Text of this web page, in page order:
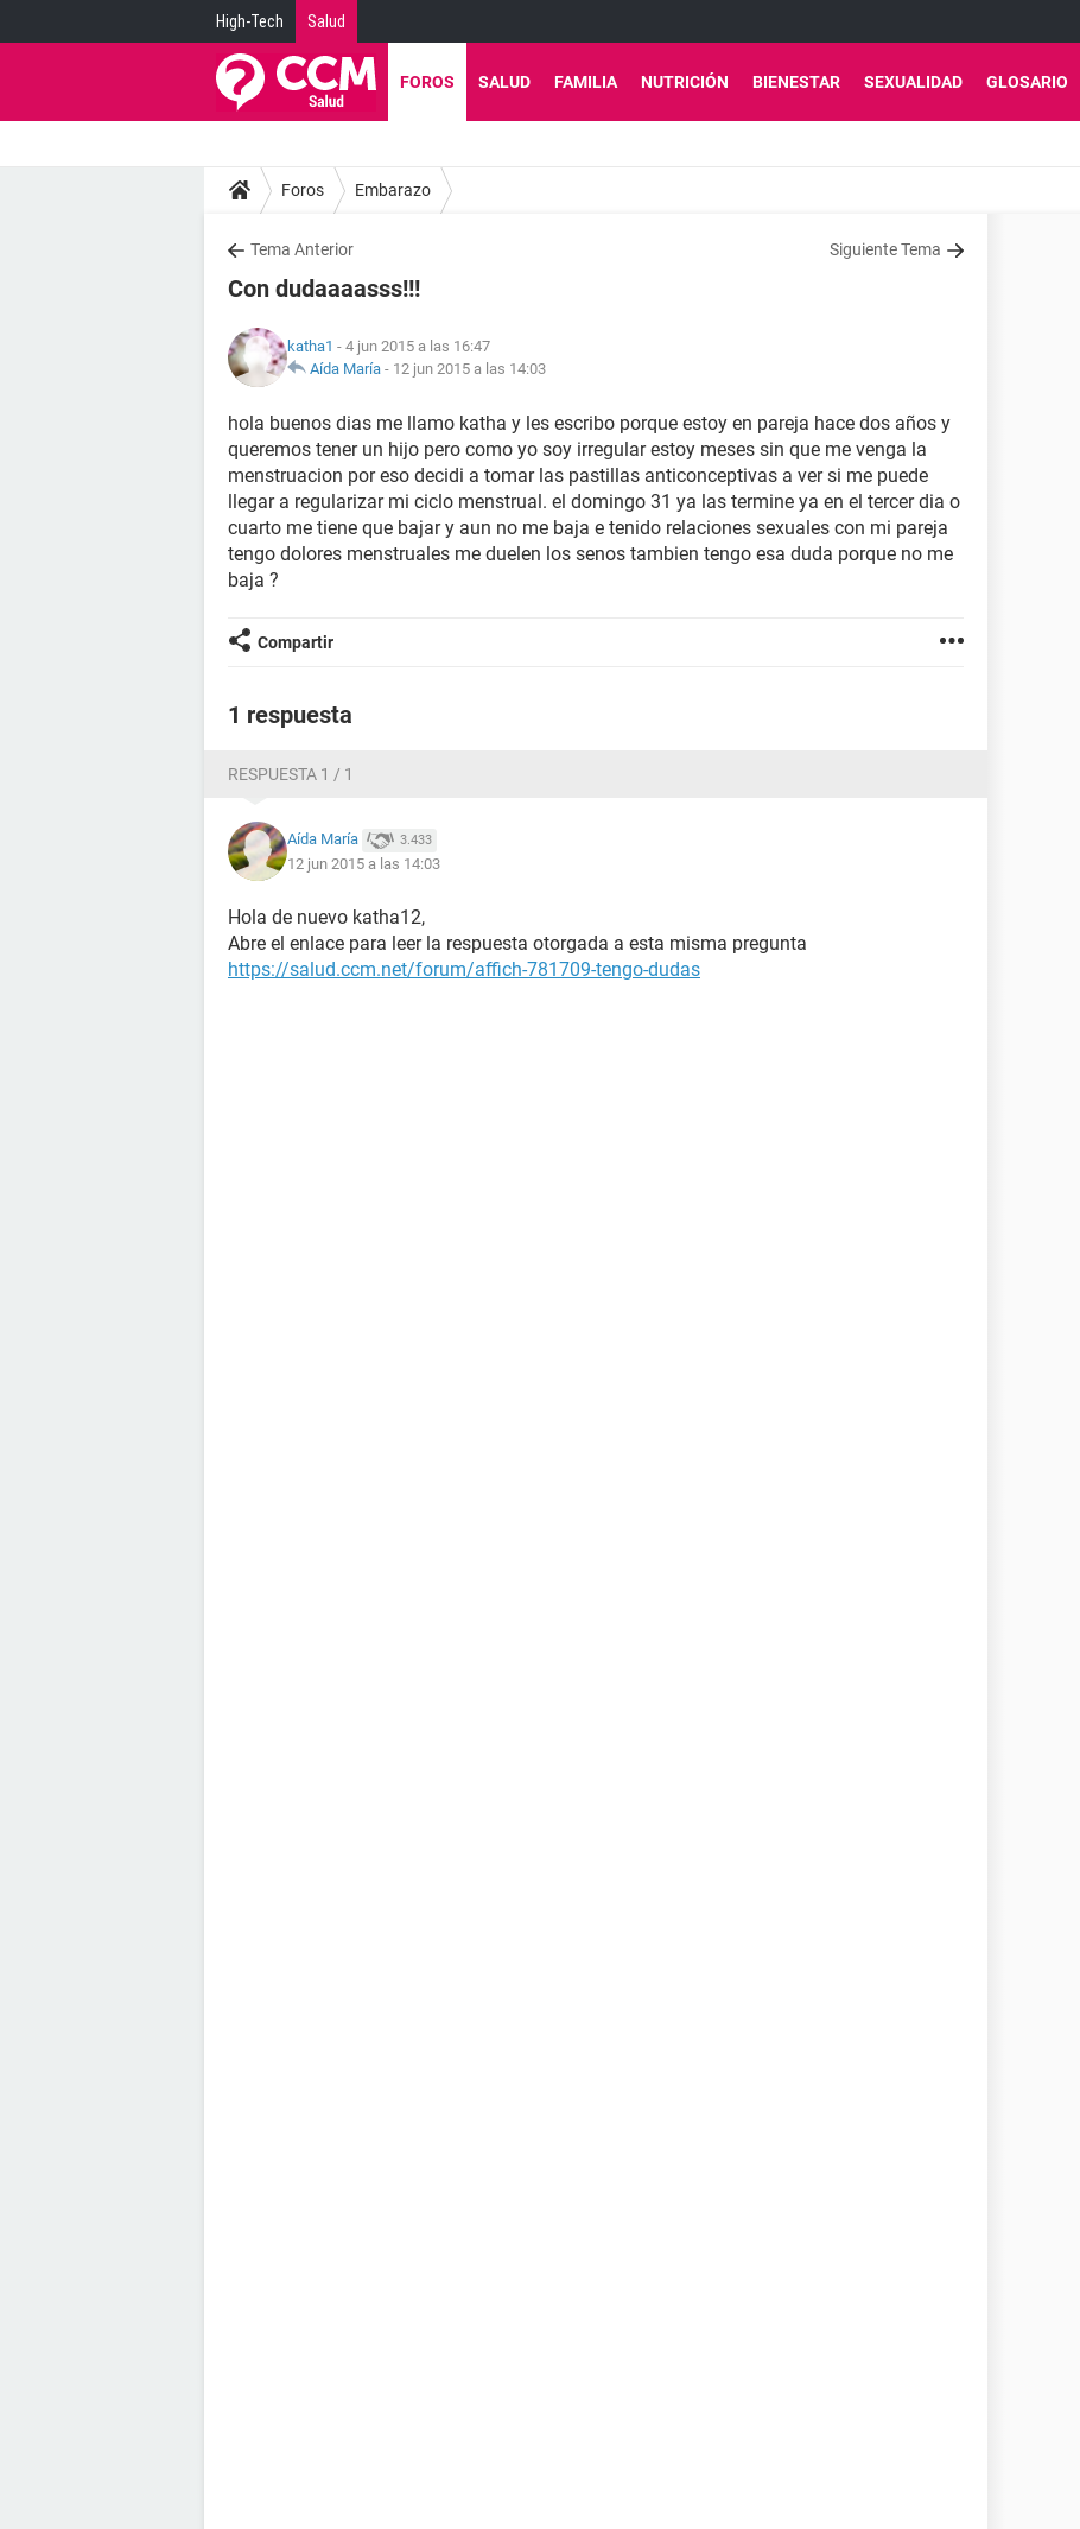
High-Tech Salud
FOROS SALUD FAMILIA NUTRICIÓN BIENESTAR SEXUALIDAD GLOSARIO
Foros Embarazo
Tema Anterior Siguiente Tema
Con dudaaaasss!!!
katha1 - 4 jun 2015 a las 16:47
Aída María - 12 jun 2015 a las 14:03
hola buenos dias me llamo katha y les escribo porque estoy en pareja hace dos años y
queremos tener un hijo pero como yo soy irregular estoy meses sin que me venga la
menstruacion por eso decidi a tomar las pastillas anticonceptivas a ver si me puede
llegar a regularizar mi ciclo menstrual. el domingo 31 ya las termine ya en el tercer dia o
cuarto me tiene que bajar y aun no me baja e tenido relaciones sexuales con mi pareja
tengo dolores menstruales me duelen los senos tambien tengo esa duda porque no me
baja ?
Compartir
1 respuesta
RESPUESTA 1 / 1
Aída María 3.433
12 jun 2015 a las 14:03
Hola de nuevo katha12,
Abre el enlace para leer la respuesta otorgada a esta misma pregunta
https://salud.ccm.net/forum/affich-781709-tengo-dudas